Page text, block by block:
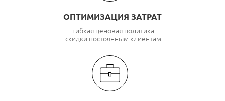
ОПТИМИЗАЦИЯ ЗАТРАТ
гибкая ценовая политика
скидки постоянным клиентам